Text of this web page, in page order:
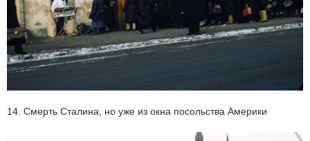
14. Смерть Сталина, но уже из окна посольства Америки